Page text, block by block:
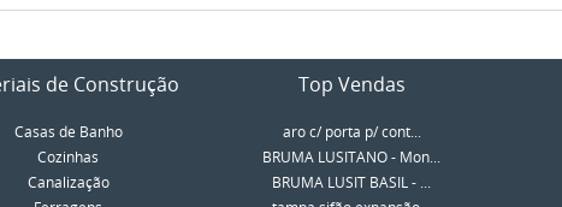
de Construção
Casas de Banho
Cozinhas
Canalização
Top Vendas
aro c/ porta p/ cont...
BRUMA LUSITANO - Mon...
BRUMA LUSIT BASIL - ...